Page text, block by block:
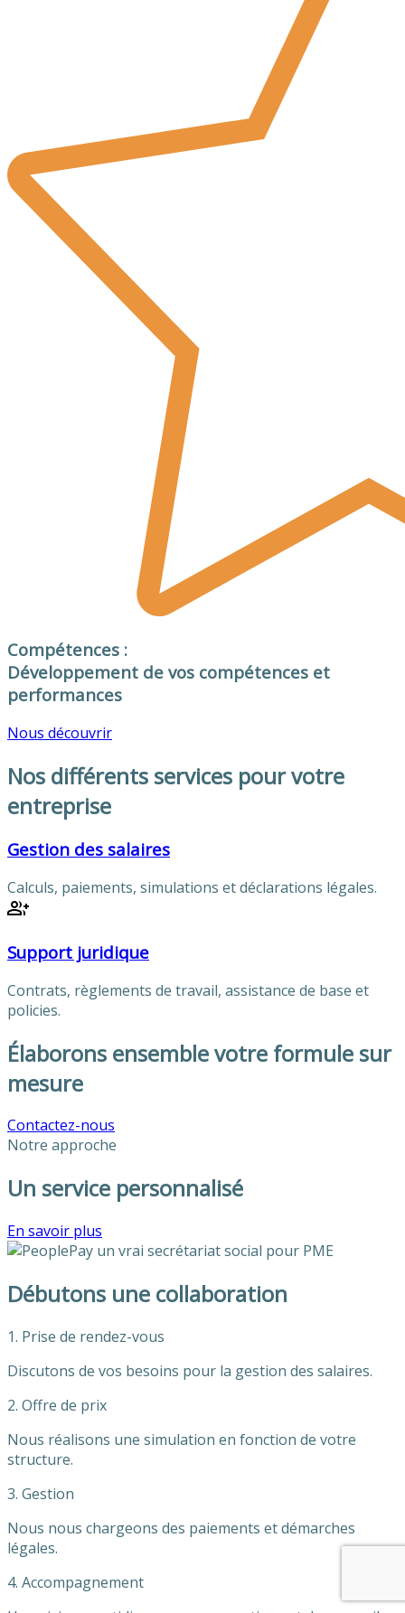
Compétences :
Développement de vos compétences et
performances
Nous découvrir
Nos différents services pour votre
entreprise
Gestion des salaires
Calculs, paiements, simulations et déclarations légales.
Support juridique
Contrats, règlements de travail, assistance de base et
policies.
Élaborons ensemble votre formule sur
mesure
Contactez-nous
Notre approche
Un service personnalisé
En savoir plus
Débutons une collaboration
1. Prise de rendez-vous
Discutons de vos besoins pour la gestion des salaires.
2. Offre de prix
Nous réalisons une simulation en fonction de votre
structure.
3. Gestion
Nous nous chargeons des paiements et démarches
légales.
4. Accompagnement